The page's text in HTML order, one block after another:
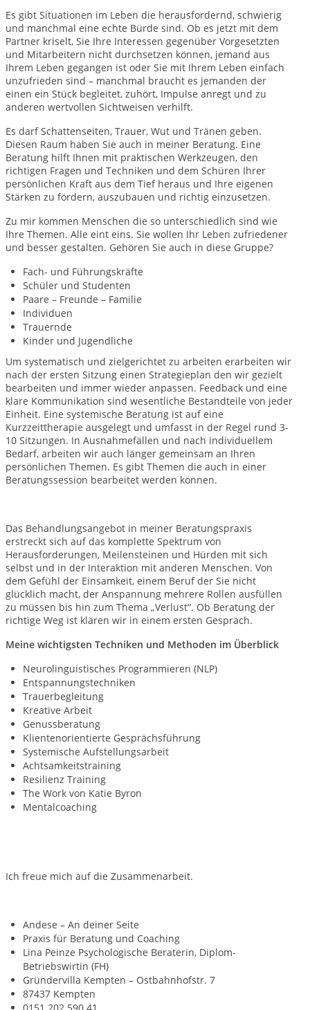
Es gibt Situationen im Leben die herausfordernd, schwierig
und manchmal eine echte Bürde sind. Ob es jetzt mit dem
Partner kriselt, Sie Ihre Interessen gegenüber Vorgesetzten
und Mitarbeitern nicht durchsetzen können, jemand aus
Ihrem Leben gegangen ist oder Sie mit Ihrem Leben einfach
unzufrieden sind – manchmal braucht es jemanden der
einen ein Stück begleitet, zuhört, Impulse anregt und zu
anderen wertvollen Sichtweisen verhilft.
Es darf Schattenseiten, Trauer, Wut und Tränen geben.
Diesen Raum haben Sie auch in meiner Beratung. Eine
Beratung hilft Ihnen mit praktischen Werkzeugen, den
richtigen Fragen und Techniken und dem Schüren Ihrer
persönlichen Kraft aus dem Tief heraus und Ihre eigenen
Stärken zu fördern, auszubauen und richtig einzusetzen.
Zu mir kommen Menschen die so unterschiedlich sind wie
Ihre Themen. Alle eint eins. Sie wollen Ihr Leben zufriedener
und besser gestalten. Gehören Sie auch in diese Gruppe?
Fach- und Führungskräfte
Schüler und Studenten
Paare – Freunde – Familie
Individuen
Trauernde
Kinder und Jugendliche
Um systematisch und zielgerichtet zu arbeiten erarbeiten wir
nach der ersten Sitzung einen Strategieplan den wir gezielt
bearbeiten und immer wieder anpassen. Feedback und eine
klare Kommunikation sind wesentliche Bestandteile von jeder
Einheit. Eine systemische Beratung ist auf eine
Kurzzeittherapie ausgelegt und umfasst in der Regel rund 3-
10 Sitzungen. In Ausnahmefällen und nach individuellem
Bedarf, arbeiten wir auch länger gemeinsam an Ihren
persönlichen Themen. Es gibt Themen die auch in einer
Beratungssession bearbeitet werden können.
Das Behandlungsangebot in meiner Beratungspraxis
erstreckt sich auf das komplette Spektrum von
Herausforderungen, Meilensteinen und Hürden mit sich
selbst und in der Interaktion mit anderen Menschen. Von
dem Gefühl der Einsamkeit, einem Beruf der Sie nicht
glücklich macht, der Anspannung mehrere Rollen ausfüllen
zu müssen bis hin zum Thema „Verlust“. Ob Beratung der
richtige Weg ist klären wir in einem ersten Gespräch.
Meine wichtigsten Techniken und Methoden im Überblick
Neurolinguistisches Programmieren (NLP)
Entspannungstechniken
Trauerbegleitung
Kreative Arbeit
Genussberatung
Klientenorientierte Gesprächsführung
Systemische Aufstellungsarbeit
Achtsamkeitstraining
Resilienz Training
The Work von Katie Byron
Mentalcoaching
Ich freue mich auf die Zusammenarbeit.
Andese – An deiner Seite
Praxis für Beratung und Coaching
Lina Peinze Psychologische Beraterin, Diplom-
Betriebswirtin (FH)
Gründervilla Kempten – Ostbahnhofstr. 7
87437 Kempten